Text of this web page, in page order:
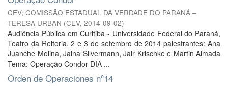
CEV; COMISSÃO ESTADUAL DA VERDADE DO PARANÁ –
TERESA URBAN (CEV, 2014-09-02)
Audiência Pública em Curitiba - Universidade Federal do Paraná,
Teatro da Reitoria, 2 e 3 de setembro de 2014 palestrantes: Ana
Juanche Molina, Jaina Silvermann, Jair Krischke e Martin Almada
Tema: Operação Condor DIA ...
Orden de Operaciones nº14